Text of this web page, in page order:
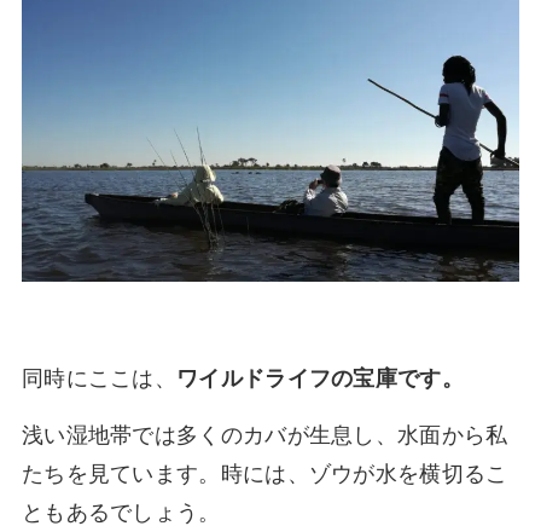
同時にここは、 ワイルドライフの宝庫です。
浅い湿地帯では多くのカバが生息し、水面から私
たちを見ています。時には、ゾウが水を横切るこ
ともあるでしょう。